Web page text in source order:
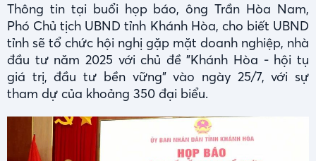
Thông tin tại buổi họp báo, ông Trần Hòa Nam,
Phó Chủ tịch UBND tỉnh Khánh Hòa, cho biết UBND
tỉnh sẽ tổ chức hội nghị gặp mặt doanh nghiệp, nhà
đầu tư năm 2025 với chủ đề "Khánh Hòa - hội tụ
giá trị, đầu tư bền vững" vào ngày 25/7, với sự
tham dự của khoảng 350 đại biểu.